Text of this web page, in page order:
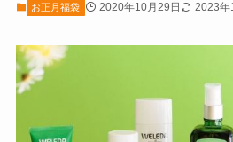
お正月福袋 2020年10月29日 2023年